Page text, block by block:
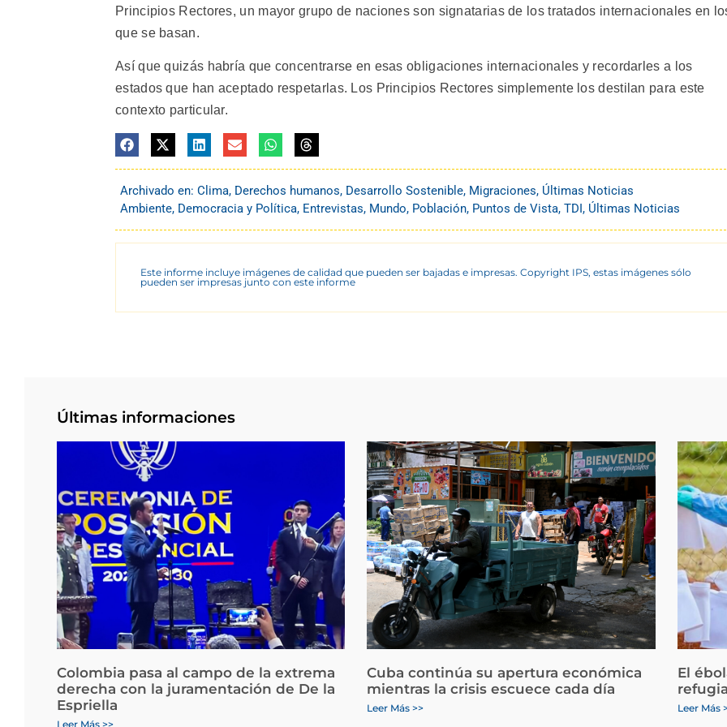
Principios Rectores, un mayor grupo de naciones son signatarias de los tratados internacionales en
que se basan.
Así que quizás habría que concentrarse en esas obligaciones internacionales y recordarles a los
estados que han aceptado respetarlas. Los Principios Rectores simplemente los destilan para este
contexto particular.
Archivado en: Clima, Derechos humanos, Desarrollo Sostenible, Migraciones, Últimas Noticias
Ambiente, Democracia y Política, Entrevistas, Mundo, Población, Puntos de Vista, TDI, Últimas Noticias
Este informe incluye imágenes de calidad que pueden ser bajadas e impresas. Copyright IPS, estas imágenes sólo
pueden ser impresas junto con este informe
Últimas informaciones
Colombia pasa al campo de la extrema
derecha con la juramentación de De la
Espriella
Leer Más >>
Cuba continúa su apertura económica
mientras la crisis escuece cada día
Leer Más >>
El
Leer Más